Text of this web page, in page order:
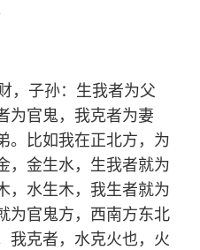
，子孙：生我者为父
为官鬼，我克者为妻
。比如我在正北方，为
，金生水，生我者就为
，水生木，我生者就为
为官鬼方，西南方东北
我克者，水克火也，火